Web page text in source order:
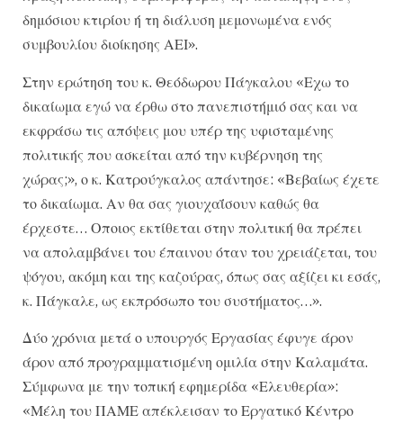
δημόσιου κτιρίου ή τη διάλυση μεμονωμένα ενός
συμβουλίου διοίκησης ΑΕΙ».
Στην ερώτηση του κ. Θεόδωρου Πάγκαλου «Εχω το
δικαίωμα εγώ να έρθω στο πανεπιστήμιό σας και να
εκφράσω τις απόψεις μου υπέρ της υφισταμένης
πολιτικής που ασκείται από την κυβέρνηση της
χώρας;», ο κ. Κατρούγκαλος απάντησε: «Βεβαίως έχετε
το δικαίωμα. Αν θα σας γιουχαΐσουν καθώς θα
έρχεστε… Οποιος εκτίθεται στην πολιτική θα πρέπει
να απολαμβάνει του έπαινου όταν του χρειάζεται, του
ψόγου, ακόμη και της καζούρας, όπως σας αξίζει κι εσάς,
κ. Πάγκαλε, ως εκπρόσωπο του συστήματος…».
Δύο χρόνια μετά ο υπουργός Εργασίας έφυγε άρον
άρον από προγραμματισμένη ομιλία στην Καλαμάτα.
Σύμφωνα με την τοπική εφημερίδα «Ελευθερία»:
«Μέλη του ΠΑΜΕ απέκλεισαν το Εργατικό Κέντρο